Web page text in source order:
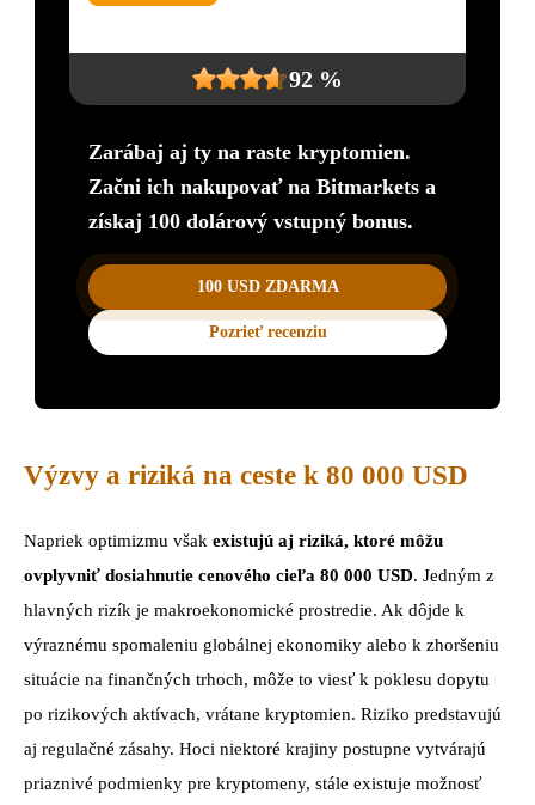
92 %
Zarábaj aj ty na raste kryptomien.
Začni ich nakupovať na Bitmarkets a
získaj 100 dolárový vstupný bonus.
100 USD ZDARMA
Pozrieť recenziu
Výzvy a riziká na ceste k 80 000 USD
Napriek optimizmu však existujú aj riziká, ktoré môžu
ovplyvniť dosiahnutie cenového cieľa 80 000 USD. Jedným z
hlavných rizík je makroekonomické prostredie. Ak dôjde k
výraznému spomaleniu globálnej ekonomiky alebo k zhoršeniu
situácie na finančných trhoch, môže to viesť k poklesu dopytu
po rizikových aktívach, vrátane kryptomien. Riziko predstavujú
aj regulačné zásahy. Hoci niektoré krajiny postupne vytvárajú
priaznivé podmienky pre kryptomeny, stále existuje možnosť